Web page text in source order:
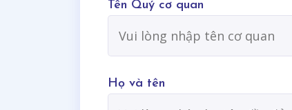
Tên Quý cơ quan
Họ và tên